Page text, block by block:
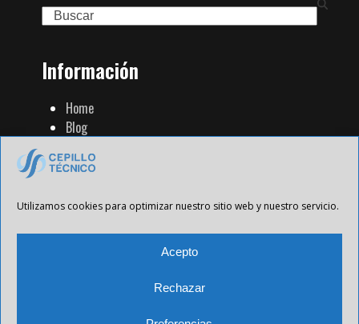
Utilizamos cookies para optimizar nuestro sitio web y nuestro servicio.
Acepto
Rechazar
Search
Información
Home
Blog
Contacto
Aviso Legal